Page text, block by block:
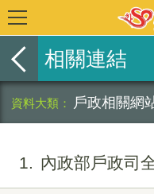
相關連結
戶政相關網
1 內政部戶政司